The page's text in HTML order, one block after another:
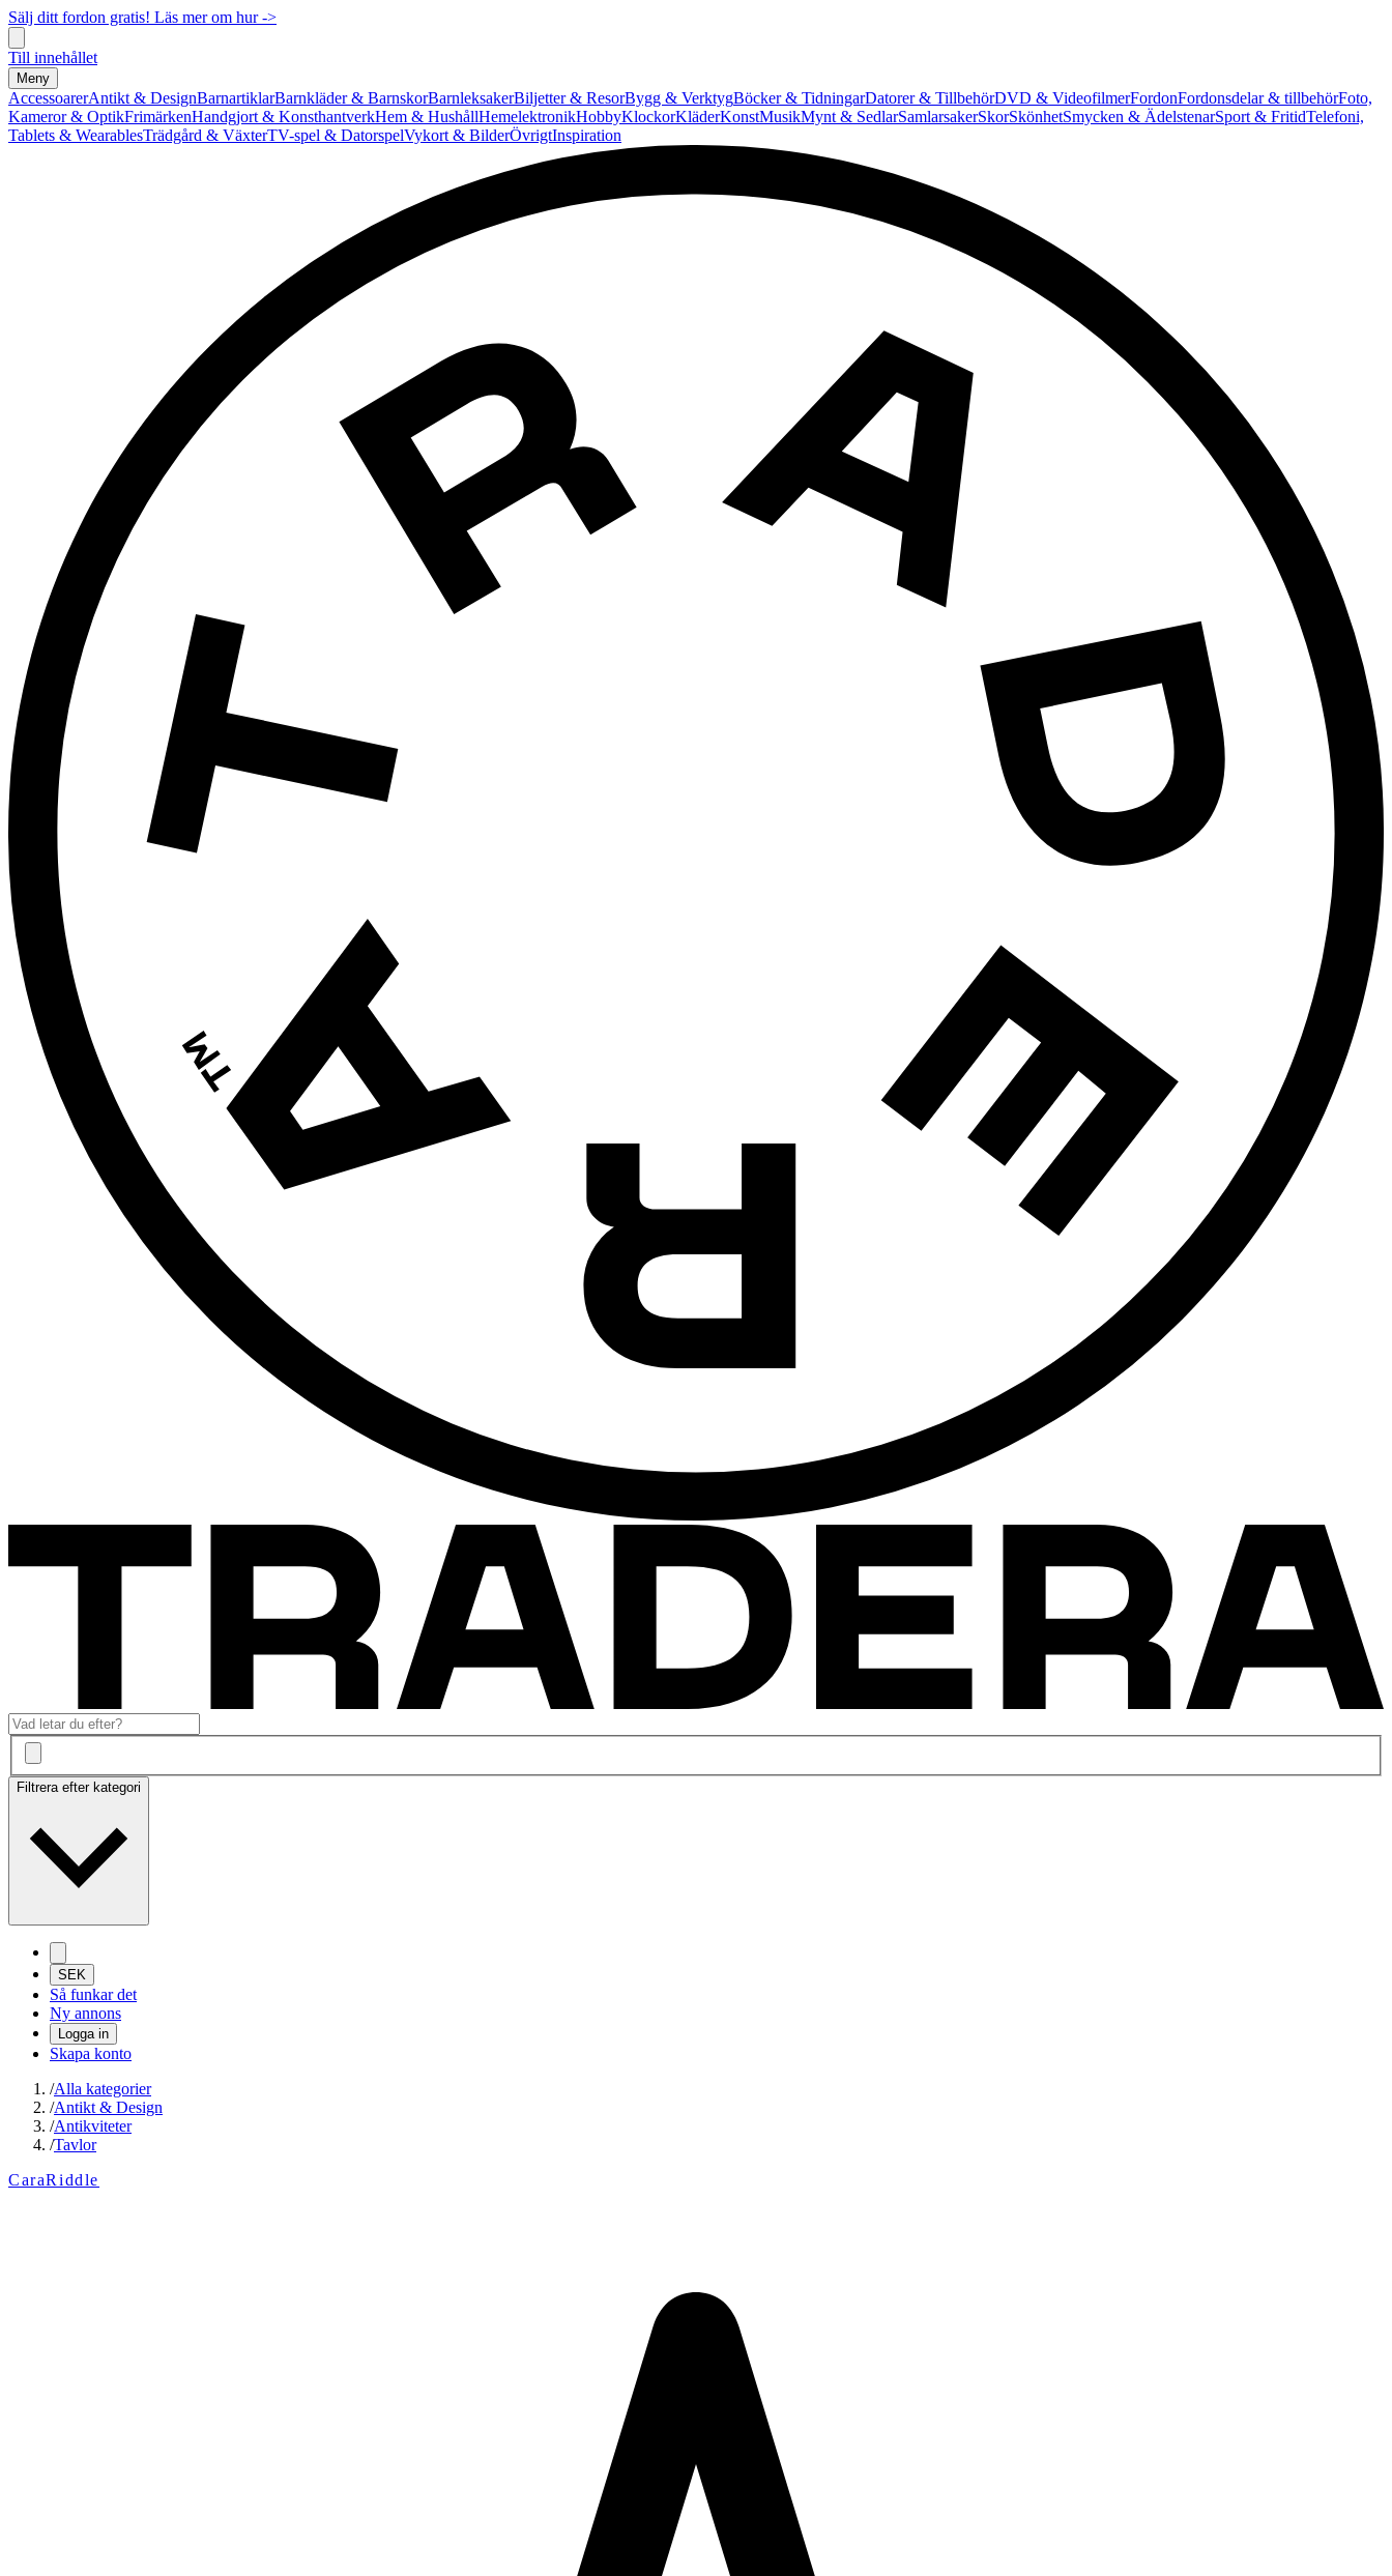
Sälj ditt fordon gratis! Läs mer om hur ->
Till innehållet
Meny
AccessoarerAntikt & DesignBarnartiklarBarnkläder & BarnskorBarnleksakerBiljetter & ResorBygg & VerktygBöcker & TidningarDatorer & TillbehörDVD & VideofilmerFordonFordonsdelar & tillbehörFoto,
Kameror & OptikFrimärkenHandgjort & KonsthantverkHem & HushållHemelektronikHobbyKlockorKläderKonstMusikMynt & SedlarSamlarsakerSkorSkönhetSmycken & ÄdelstenarSport & FritidTelefoni,
Tablets & WearablesTrädgård & VäxterTV-spel & DatorspelVykort & BilderÖvrigtInspiration
Filtrera efter kategori
SEK
Så funkar det
Ny annons
Logga in
Skapa konto
/Alla kategorier
/Antikt & Design
/Antikviteter
/Tavlor
CaraRiddle